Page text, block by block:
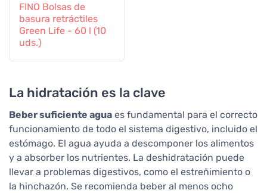
FINO Bolsas de
basura retráctiles
Green Life - 60 l (10
uds.)
La hidratación es la clave
Beber suficiente agua es fundamental para el correcto
funcionamiento de todo el sistema digestivo, incluido el
estómago. El agua ayuda a descomponer los alimentos
y a absorber los nutrientes. La deshidratación puede
llevar a problemas digestivos, como el estreñimiento o
la hinchazón. Se recomienda beber al menos ocho